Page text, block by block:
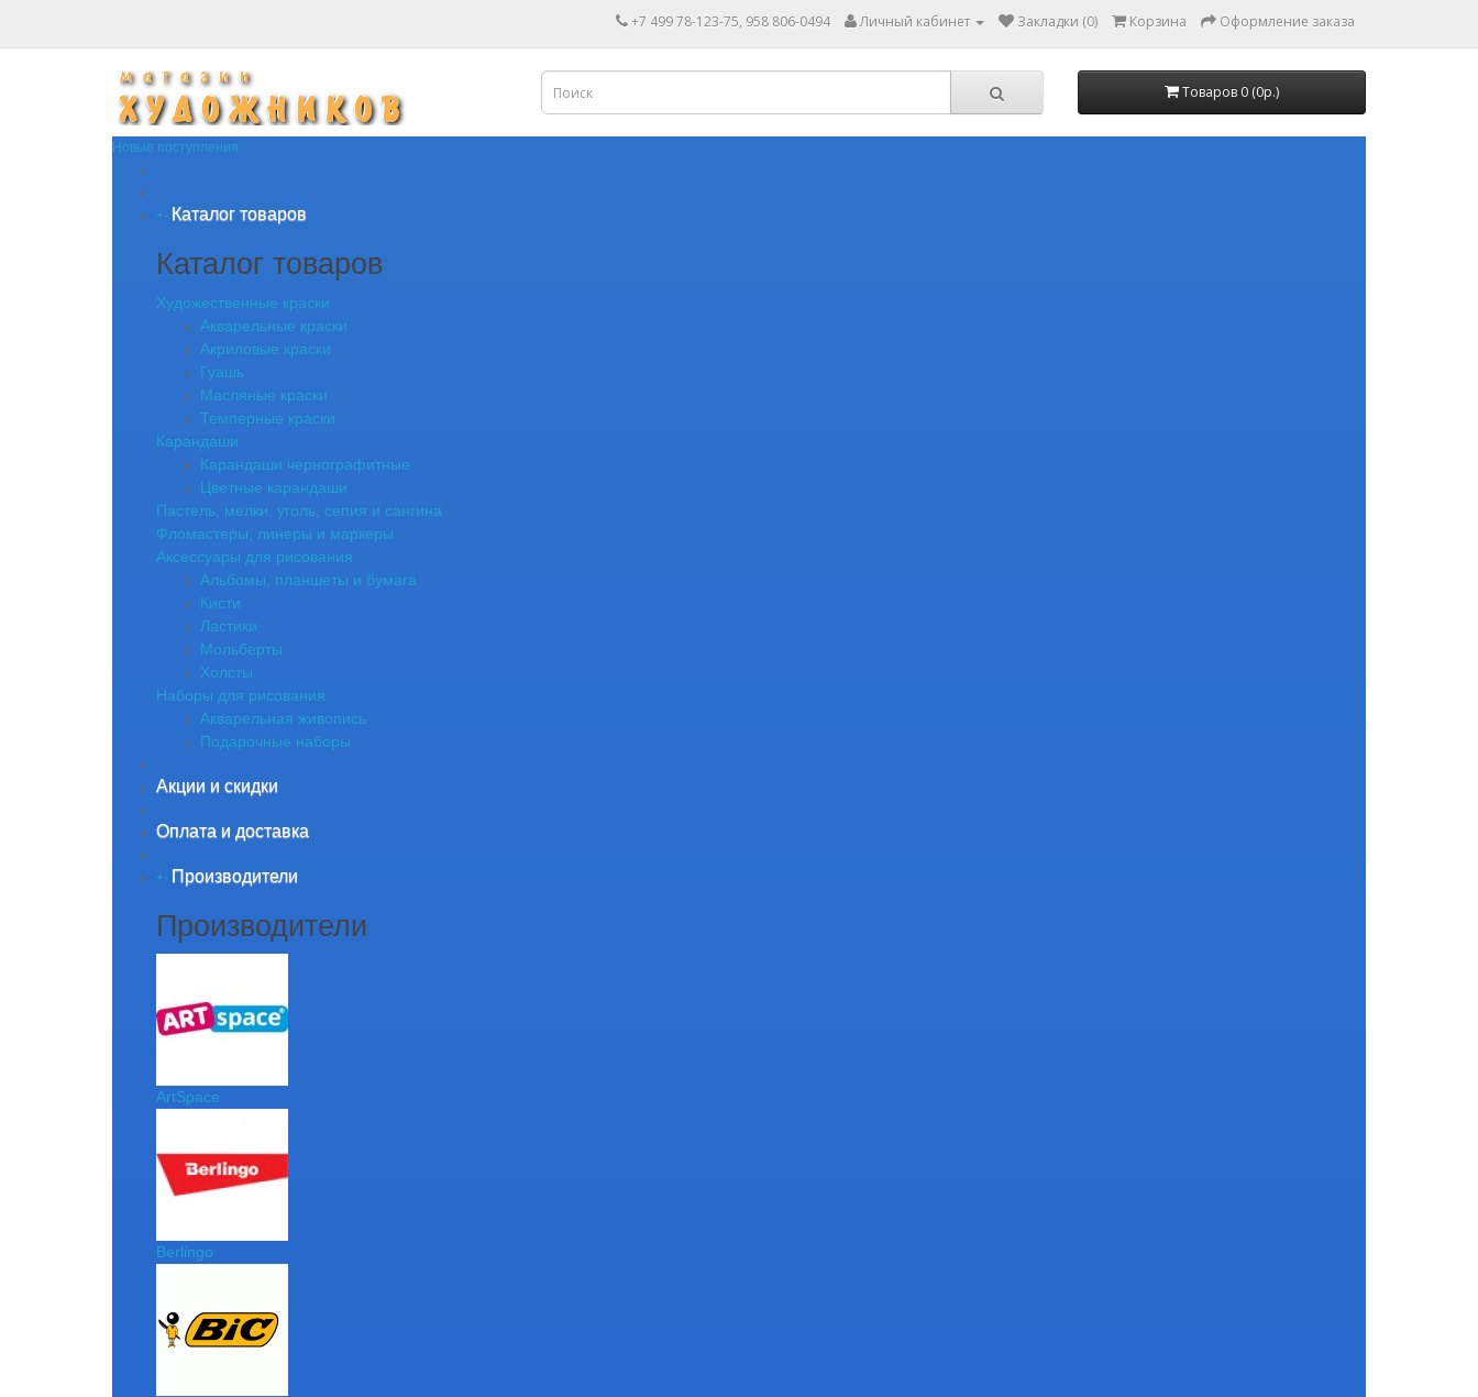
+7 499 78-123-75, 958 806-0494 Личный кабинет Закладки (0) Корзина Оформление заказа
Товаров 0 (0р.)
Новые поступления
+- Каталог товаров
Каталог товаров
Художественные краски
Акварельные краски
Акриловые краски
Гуашь
Масляные краски
Темперные краски
Карандаши
Карандаши чернографитные
Цветные карандаши
Пастель, мелки, уголь, сепия и сангина
Фломастеры, линеры и маркеры
Аксессуары для рисования
Альбомы, планшеты и бумага
Кисти
Ластики
Мольберты
Холсты
Наборы для рисования
Акварельная живопись
Подарочные наборы
Акции и скидки
Оплата и доставка
+- Производители
Производители
ArtSpace
Berlingo